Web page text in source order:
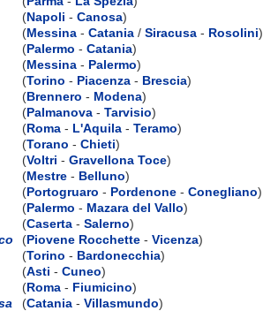
(Napoli - Canosa)
(Messina - Catania / Siracusa - Rosolini)
(Palermo - Catania)
(Messina - Palermo)
(Torino - Piacenza - Brescia)
(Brennero - Modena)
(Palmanova - Tarvisio)
(Roma - L'Aquila - Teramo)
(Torano - Chieti)
(Voltri - Gravellona Toce)
(Mestre - Belluno)
(Portogruaro - Pordenone - Conegliano)
(Palermo - Mazara del Vallo)
(Caserta - Salerno)
(Piovene Rocchette - Vicenza)
(Torino - Bardonecchia)
(Asti - Cuneo)
(Roma - Fiumicino)
(Catania - Villasmundo)